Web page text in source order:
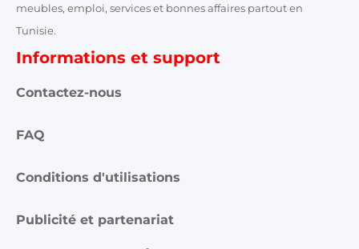
meubles, emploi, services et bonnes affaires partout en
Tunisie.
Informations et support
Contactez-nous
FAQ
Conditions d'utilisations
Publicité et partenariat